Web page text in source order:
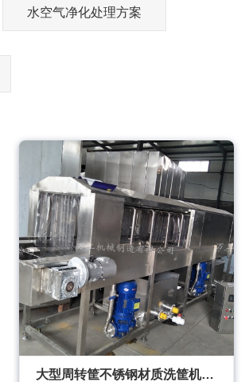
水空气净化处理方案
大型周转筐不锈钢材质洗筐机 塑料筐子高压喷淋清洗设备